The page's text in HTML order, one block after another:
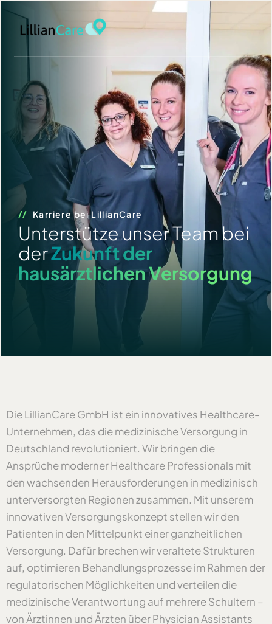
Karriere bei LillianCare
Unterstütze unser Team bei
derZukunft der
hausärztlichen Versorgung
Die LillianCare GmbH ist ein innovatives Healthcare-
Unternehmen, das die medizinische Versorgung in
Deutschland revolutioniert. Wir bringen die
Ansprüche moderner Healthcare Professionals mit
den wachsenden Herausforderungen in medizinisch
unterversorgten Regionen zusammen. Mit unserem
innovativen Versorgungskonzept stellen wir den
Patienten in den Mittelpunkt einer ganzheitlichen
Versorgung. Dafür brechen wir veraltete Strukturen
auf, optimieren Behandlungsprozesse im Rahmen der
regulatorischen Möglichkeiten und verteilen die
medizinische Verantwortung auf mehrere Schultern –
von Ärztinnen und Ärzten über Physician Assistants